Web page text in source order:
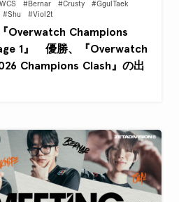
#Bernar #Crusty
#GgulTaek
#Shu #Viol2t
Overwatch Champions
1』 優勝、『Overwatch
Champions Clash』の出